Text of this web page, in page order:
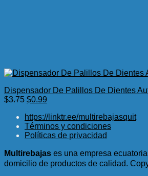
Dispensador De Palillos De Dientes
$3.75 El
original
era:
$3.75.
$0.99
actual
es:
$0.99.
https://linktr.ee/multirebajasquit
Términos y condiciones
Políticas de privacidad
Multirebajas es una empresa
domicilio de productos de calidad.